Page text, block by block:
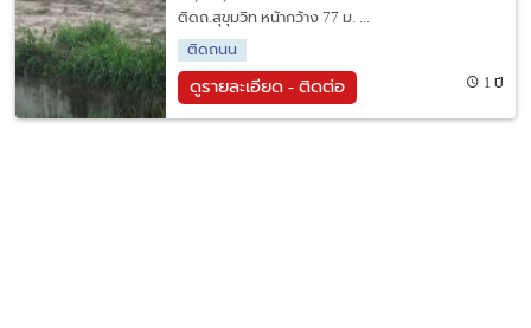
ติดถ.สุขุมวิท หน้ากว้าง 77 ม. ...
ติดถนน
ดูรายละเอียด - ติดต่อ 1 ปี